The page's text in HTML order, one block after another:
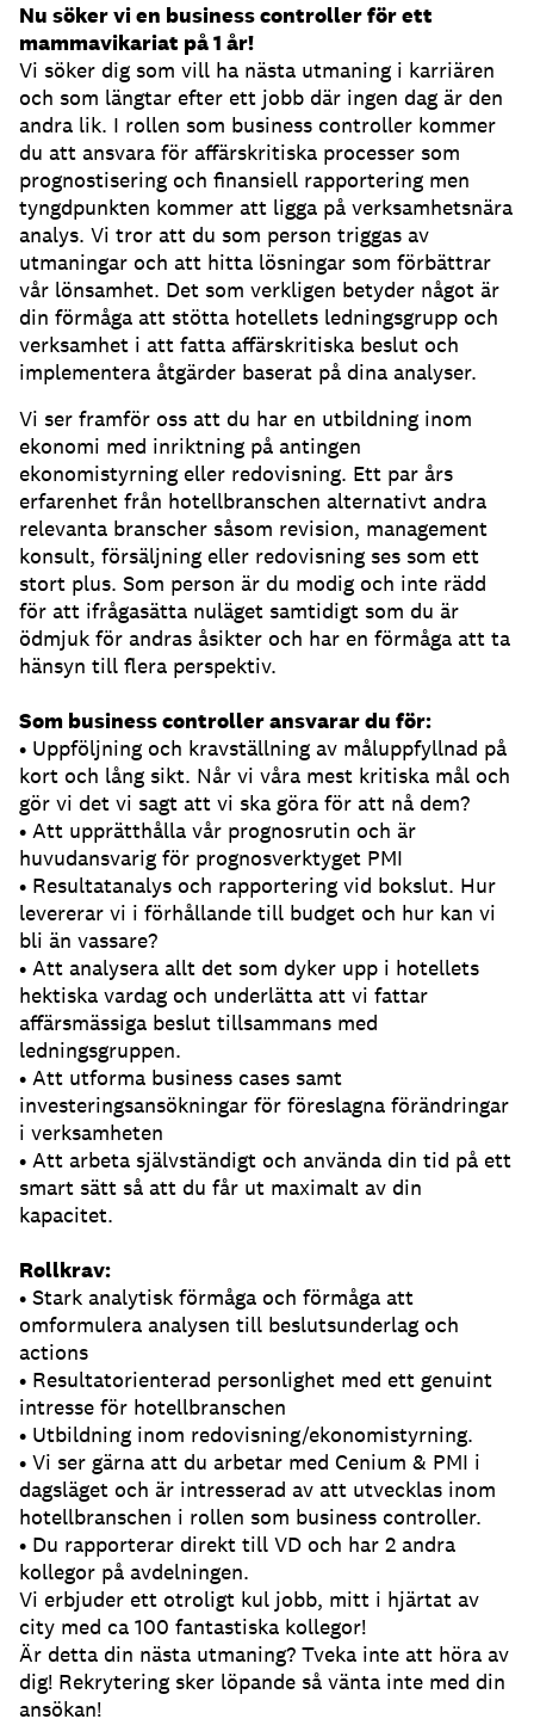
Nu söker vi en business controller för ett
mammavikariat på 1 år!
Vi söker dig som vill ha nästa utmaning i karriären
och som längtar efter ett jobb där ingen dag är den
andra lik. I rollen som business controller kommer
du att ansvara för affärskritiska processer som
prognostisering och finansiell rapportering men
tyngdpunkten kommer att ligga på verksamhetsnära
analys. Vi tror att du som person triggas av
utmaningar och att hitta lösningar som förbättrar
vår lönsamhet. Det som verkligen betyder något är
din förmåga att stötta hotellets ledningsgrupp och
verksamhet i att fatta affärskritiska beslut och
implementera åtgärder baserat på dina analyser.
Vi ser framför oss att du har en utbildning inom
ekonomi med inriktning på antingen
ekonomistyrning eller redovisning. Ett par års
erfarenhet från hotellbranschen alternativt andra
relevanta branscher såsom revision, management
konsult, försäljning eller redovisning ses som ett
stort plus. Som person är du modig och inte rädd
för att ifrågasätta nuläget samtidigt som du är
ödmjuk för andras åsikter och har en förmåga att ta
hänsyn till flera perspektiv.
Som business controller ansvarar du för:
• Uppföljning och kravställning av måluppfyllnad på
kort och lång sikt. Når vi våra mest kritiska mål och
gör vi det vi sagt att vi ska göra för att nå dem?
• Att upprätthålla vår prognosrutin och är
huvudansvarig för prognosverktyget PMI
• Resultatanalys och rapportering vid bokslut. Hur
levererar vi i förhållande till budget och hur kan vi
bli än vassare?
• Att analysera allt det som dyker upp i hotellets
hektiska vardag och underlätta att vi fattar
affärsmässiga beslut tillsammans med
ledningsgruppen.
• Att utforma business cases samt
investeringsansökningar för föreslagna förändringar
i verksamheten
• Att arbeta självständigt och använda din tid på ett
smart sätt så att du får ut maximalt av din
kapacitet.
Rollkrav:
• Stark analytisk förmåga och förmåga att
omformulera analysen till beslutsunderlag och
actions
• Resultatorienterad personlighet med ett genuint
intresse för hotellbranschen
• Utbildning inom redovisning/ekonomistyrning.
• Vi ser gärna att du arbetar med Cenium & PMI i
dagsläget och är intresserad av att utvecklas inom
hotellbranschen i rollen som business controller.
• Du rapporterar direkt till VD och har 2 andra
kollegor på avdelningen.
Vi erbjuder ett otroligt kul jobb, mitt i hjärtat av
city med ca 100 fantastiska kollegor!
Är detta din nästa utmaning? Tveka inte att höra av
dig! Rekrytering sker löpande så vänta inte med din
ansökan!